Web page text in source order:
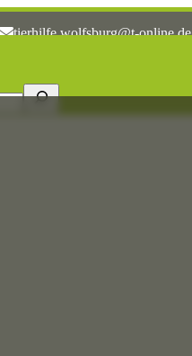
tierhilfe.wolfsburg@t-online.de